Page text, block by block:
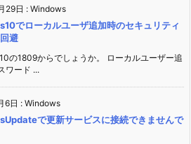
29日 : Windows
でローカルユーザ追加時のセキュリティ
避
の1809からでしょうか。 ローカルユーザー追
ワード ...
6日 : Windows
で更新サービスに接続できませんで